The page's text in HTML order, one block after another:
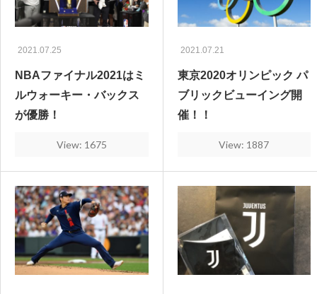
2021.07.25
NBAファイナル2021はミ
ルウォーキー・バックス
が優勝！
View: 1675
2021.07.21
東京2020オリンピック パ
ブリックビューイング開
催！！
View: 1887